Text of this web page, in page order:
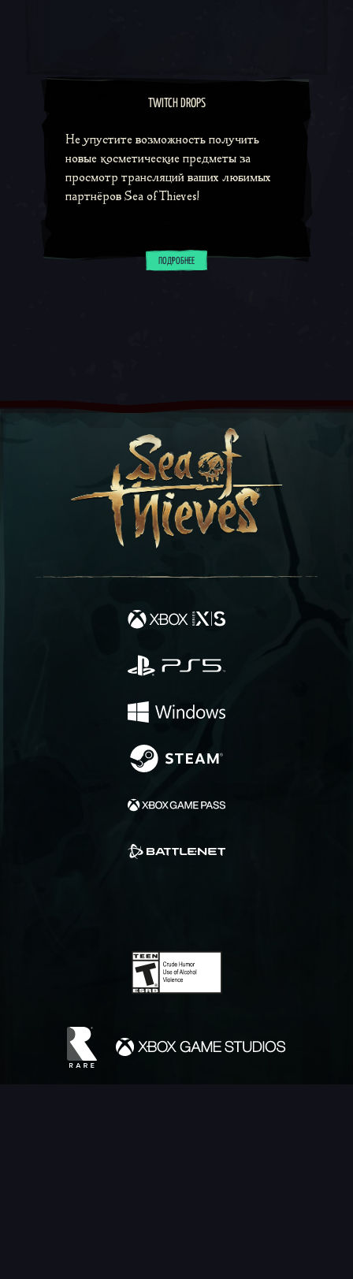
TWITCH DROPS
Не упустите возможность получить
новые косметические предметы за
просмотр трансляций ваших любимых
партнёров Sea of Thieves!
ПОДРОБНЕЕ